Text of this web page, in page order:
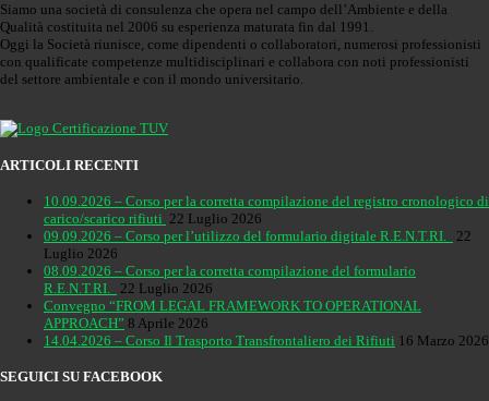
Siamo una società di consulenza che opera nel campo dell’Ambiente e della
Qualità costituita nel 2006 su esperienza maturata fin dal 1991.
Oggi la Società riunisce, come dipendenti o collaboratori, numerosi professionisti
con qualificate competenze multidisciplinari e collabora con noti professionisti
del settore ambientale e con il mondo universitario.
ARTICOLI RECENTI
10.09.2026 – Corso per la corretta compilazione del registro cronologico di
carico/scarico rifiuti 22 Luglio 2026
09.09.2026 – Corso per l’utilizzo del formulario digitale R.E.N.T.RI.
22
Luglio 2026
08.09.2026 – Corso per la corretta compilazione del formulario
R.E.N.T.RI.
22 Luglio 2026
Convegno “FROM LEGAL FRAMEWORK TO OPERATIONAL
APPROACH” 8 Aprile 2026
14.04.2026 – Corso Il Trasporto Transfrontaliero dei Rifiuti 16 Marzo 2026
SEGUICI SU FACEBOOK